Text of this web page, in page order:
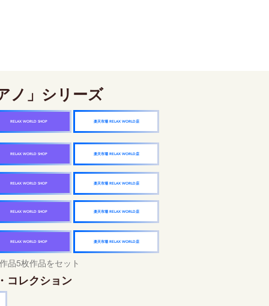
ノ」シリーズ
楽天市場 RELAX WORLD店
RELAX WORLD SHOP
楽天市場 RELAX WORLD店
RELAX WORLD SHOP
楽天市場 RELAX WORLD店
RELAX WORLD SHOP
楽天市場 RELAX WORLD店
RELAX WORLD SHOP
楽天市場 RELAX WORLD店
RELAX WORLD SHOP
品5枚作品をセット
コレクション